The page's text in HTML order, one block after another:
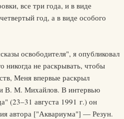
все три года, и в виде
год, а в виде особого
освободителя", я опубликовал
не раскрывать, чтобы
Меня впервые раскрыл
В. М. Михайлов. В интервью
(23–31 августа 1991 г.) он
автора ["Аквариума"] — Резун.